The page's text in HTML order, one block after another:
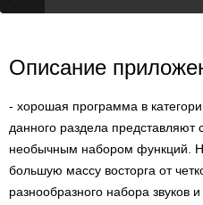
Описание
- хорошая программа в
данного раздела
необычным набором функций.
большую массу восторга от
разнообразного набора звуков